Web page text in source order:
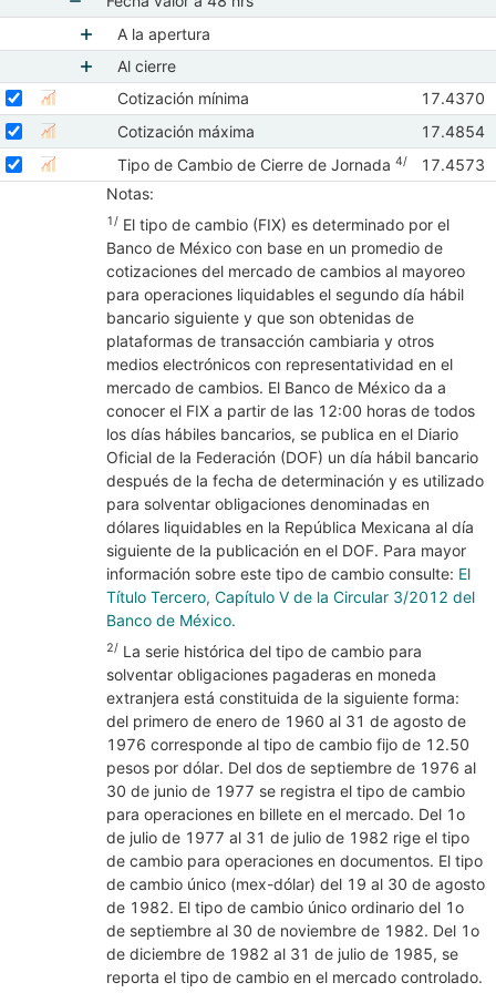
Mostrar elementos de Fecha valor a 48 hrs
Mostrar elementos de A la apertura
A la apertura
Mostrar elementos de Al cierre
Al cierre
Seleccione sus series
Seleccionar serie Cotización mínimaMostrar gráfica de la serie Cotización mínima
Cotización mínima May
17.4370
Seleccione sus series
Seleccionar serie Cotización máximaMostrar gráfica de la serie Cotización máxima
Cotización máxima May
17.4854
Seleccione sus series
Seleccionar serie Tipo de Cambio de Cierre de Jornada <sup>4/</
Mostrar gráfica de la serie Tipo de Cambio de
Tipo de Cambio de Cierre de Jornada 4/ May
17.4573
Notas:
1/ El tipo de cambio (FIX) es determinado por el
Banco de México con base en un promedio de
cotizaciones del mercado de cambios al mayoreo
para operaciones liquidables el segundo día hábil
bancario siguiente y que son obtenidas de
plataformas de transacción cambiaria y otros
medios electrónicos con representatividad en el
mercado de cambios. El Banco de México da a
conocer el FIX a partir de las 12:00 horas de todos
los días hábiles bancarios, se publica en el Diario
Oficial de la Federación (DOF) un día hábil bancario
después de la fecha de determinación y es utilizado
para solventar obligaciones denominadas en
dólares liquidables en la República Mexicana al día
siguiente de la publicación en el DOF. Para mayor
información sobre este tipo de cambio consulte: El
Título Tercero, Capítulo V de la Circular 3/2012 del
Banco de México.
2/ La serie histórica del tipo de cambio para
solventar obligaciones pagaderas en moneda
extranjera está constituida de la siguiente forma:
del primero de enero de 1960 al 31 de agosto de
1976 corresponde al tipo de cambio fijo de 12.50
pesos por dólar. Del dos de septiembre de 1976 al
30 de junio de 1977 se registra el tipo de cambio
para operaciones en billete en el mercado. Del 1o
de julio de 1977 al 31 de julio de 1982 rige el tipo
de cambio para operaciones en documentos. El tipo
de cambio único (mex-dólar) del 19 al 30 de agosto
de 1982. El tipo de cambio único ordinario del 1o
de septiembre al 30 de noviembre de 1982. Del 1o
de diciembre de 1982 al 31 de julio de 1985, se
reporta el tipo de cambio en el mercado controlado.